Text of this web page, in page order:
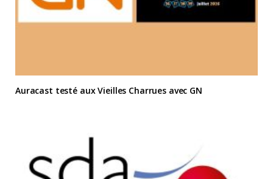
Auracast testé aux Vieilles Charrues avec GN